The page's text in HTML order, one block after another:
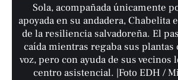
Sola, acompañada únicamente
apoyada en su andadera, Chabelita
de la resiliencia salvadoreña. El
caída mientras regaba sus plantas
voz, pero con ayuda de sus vecinos
centro asistencial. |Foto EDH /